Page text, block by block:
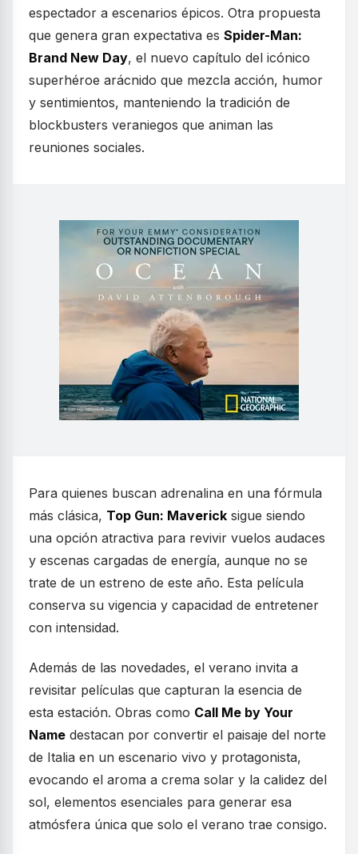
espectador a escenarios épicos. Otra propuesta
que genera gran expectativa es Spider-Man:
Brand New Day, el nuevo capítulo del icónico
superhéroe arácnido que mezcla acción, humor
y sentimientos, manteniendo la tradición de
blockbusters veraniegos que animan las
reuniones sociales.
Para quienes buscan adrenalina en una fórmula
más clásica, Top Gun: Maverick sigue siendo
una opción atractiva para revivir vuelos audaces
y escenas cargadas de energía, aunque no se
trate de un estreno de este año. Esta película
conserva su vigencia y capacidad de entretener
con intensidad.
Además de las novedades, el verano invita a
revisitar películas que capturan la esencia de
esta estación. Obras como Call Me by Your
Name destacan por convertir el paisaje del norte
de Italia en un escenario vivo y protagonista,
evocando el aroma a crema solar y la calidez del
sol, elementos esenciales para generar esa
atmósfera única que solo el verano trae consigo.